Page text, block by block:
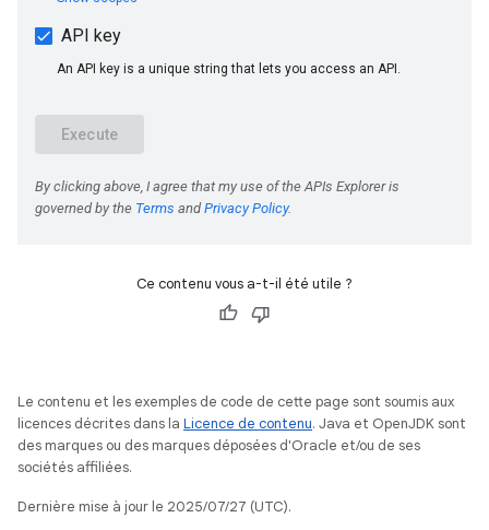
Ce contenu vous a-t-il été utile ?
Le contenu et les exemples de code de cette page sont soumis aux
licences décrites dans la Licence de contenu. Java et OpenJDK sont
des marques ou des marques déposées d'Oracle et/ou de ses
sociétés affiliées.
Dernière mise à jour le 2025/07/27 (UTC).